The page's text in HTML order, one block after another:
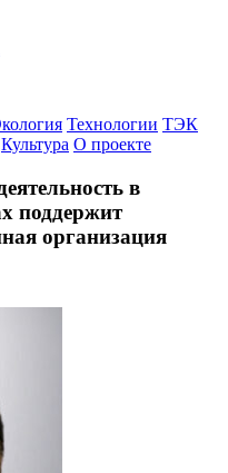
Технологии ТЭК
Культура О проекте
в
поддержит
организация